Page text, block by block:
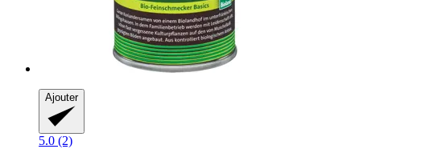
Ajouter
5.0 (2)